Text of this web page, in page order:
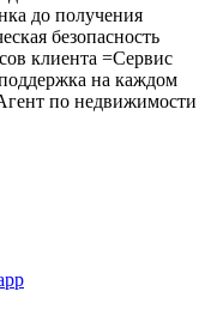
до получения
безопасность
клиента =Сервис
на каждом
по недвижимости